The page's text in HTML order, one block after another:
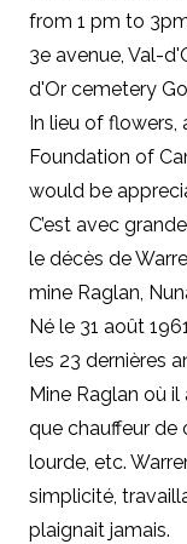
from 1 pm to
3e avenue, Val-
d'Or cemetery
In lieu of flowers,
Foundation of
would be
C’est avec
le décès de
mine Raglan,
Né le 31 août
les 23 dernières
Mine Raglan où
que chauffeur de
lourde, etc.
simplicité,
plaignait jamais.